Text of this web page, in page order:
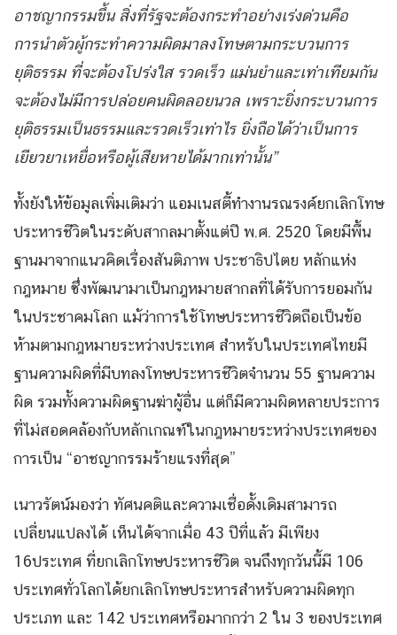
อาชญากรรมขึ้น สิ่งที่รัฐจะต้องกระทำอย่างเร่งด่วนคือ
การนำตัวผู้กระทำความผิดมาลงโทษตามกระบวนการ
ยุติธรรม ที่จะต้องโปร่งใส รวดเร็ว แม่นยำและเท่าเทียมกัน
จะต้องไม่มีการปล่อยคนผิดลอยนวล เพราะยิ่งกระบวนการ
ยุติธรรมเป็นธรรมและรวดเร็วเท่าไร ยิ่งถือได้ว่าเป็นการ
เยียวยาเหยื่อหรือผู้เสียหายได้มากเท่านั้น”
ทั้งยังให้ข้อมูลเพิ่มเติมว่า แอมเนสตี้ทำงานรณรงค์ยกเลิกโทษ
ประหารชีวิตในระดับสากลมาตั้งแต่ปี พ.ศ. 2520 โดยมีพื้น
ฐานมาจากแนวคิดเรื่องสันติภาพ ประชาธิปไตย หลักแห่ง
กฎหมาย ซึ่งพัฒนามาเป็นกฎหมายสากลที่ได้รับการยอมกัน
ในประชาคมโลก แม้ว่าการใช้โทษประหารชีวิตถือเป็นข้อ
ห้ามตามกฎหมายระหว่างประเทศ สำหรับในประเทศไทยมี
ฐานความผิดที่มีบทลงโทษประหารชีวิตจำนวน 55 ฐานความ
ผิด รวมทั้งความผิดฐานฆ่าผู้อื่น แต่ก็มีความผิดหลายประการ
ที่ไม่สอดคล้องกับหลักเกณฑ์ในกฎหมายระหว่างประเทศของ
การเป็น “อาชญากรรมร้ายแรงที่สุด”
เนาวรัตน์มองว่า ทัศนคติและความเชื่อดั้งเดิมสามารถ
เปลี่ยนแปลงได้ เห็นได้จากเมื่อ 43 ปีที่แล้ว มีเพียง
16ประเทศ ที่ยกเลิกโทษประหารชีวิต จนถึงทุกวันนี้มี 106
ประเทศทั่วโลกได้ยกเลิกโทษประหารสำหรับความผิดทุก
ประเภท และ 142 ประเทศหรือมากกว่า 2 ใน 3 ของประเทศ